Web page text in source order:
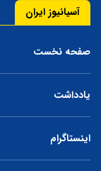
آسیانیوز ایران
صفحه نخست
یادداشت
اینستاگرام